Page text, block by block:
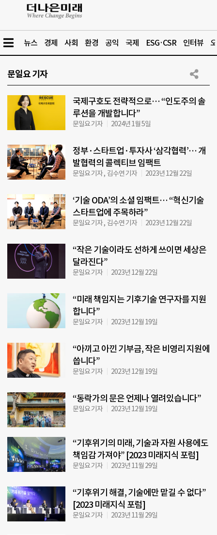
뉴스 경제 사회 환경 공익 국제 ESG·CSR 인터뷰
문일요 기자
국제구호도 전략적으로… “인도주의 솔
루션을 개발합니다”
문일요 기자 2024년 1월 5일
정부·스타트업·투자사 ‘삼각협력’… 개
발협력의 콜렉티브 임팩트
문일요 기자 , 김수연 기자 2023년 12월 22일
‘기술 ODA’의 소셜 임팩트… “혁신기술
스타트업에 주목하라”
문일요 기자 , 김수연 기자 2023년 12월 22일
“작은 기술이라도 선하게 쓰이면 세상은
달라진다”
문일요 기자 2023년 12월 22일
“미래 책임지는 기후기술 연구자를 지원
합니다”
문일요 기자 2023년 12월 19일
“아끼고 아낀 기부금, 작은 비영리 지원에
씁니다”
문일요 기자 2023년 12월 19일
“동락가의 문은 언제나 열려있습니다”
문일요 기자 2023년 12월 19일
“기후위기의 미래, 기술과 자원 사용에도
책임감 가져야” [2023 미래지식 포럼]
문일요 기자 2023년 11월 29일
“기후위기 해결, 기술에만 맡길 수 없다”
[2023 미래지식 포럼]
문일요 기자 2023년 11월 29일